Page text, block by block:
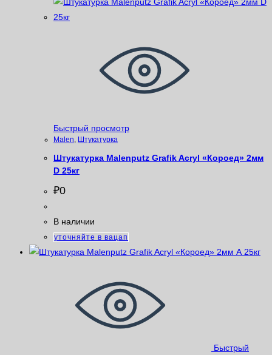
Быстрый просмотр
Malen, Штукатурка
Штукатурка Malenputz Grafik Acryl «Короед» 2мм
D 25кг
₽0
В наличии
уточняйте в вацап
Быстрый